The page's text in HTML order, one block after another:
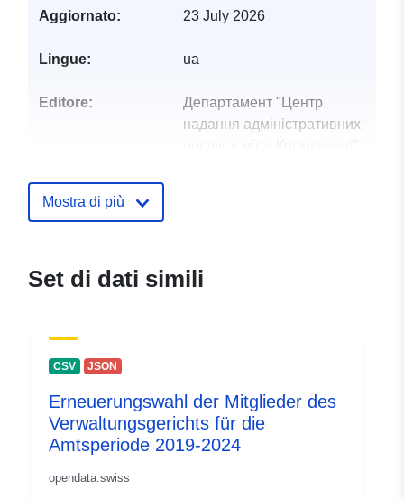
Aggiornato: 23 July 2026
Lingue: ua
Editore:
Департамент "Центр
надання адміністративних
послуг у місті Кременчуці"
Punti di contatto:
mailto:cnap@kremen.gov.ua
29 July 2026
Identificatori:
90d293c0-6a3a-4eea-a656-
Mostra di più
Set di dati simili
CSV JSON
Erneuerungswahl der Mitglieder des
Verwaltungsgerichts für die
Amtsperiode 2019-2024
opendata.swiss